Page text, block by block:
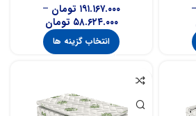
–
۱۹۱.۱۶۷.۰۰۰ تومان –
۵۸.۶۲۴.۰۰۰ تومان
انتخاب گزینه ها